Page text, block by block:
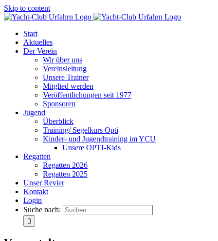
Skip to content
Start
Aktuelles
Der Verein
Wir über uns
Vereinsleitung
Unsere Trainer
Mitglied werden
Veröffentlichungen seit 1977
Sponsoren
Jugend
Überblick
Training/ Segelkurs Opti
Kinder- und Jugendtraining im YCU
Unsere OPTI-Kids
Regatten
Regatten 2026
Regatten 2025
Unser Revier
Kontakt
Login
Suche nach: